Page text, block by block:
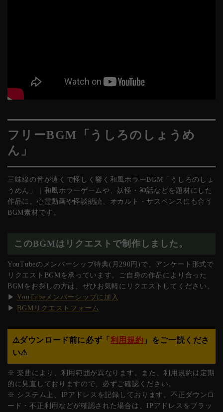
フリーBGM「うしろのしょうめ
ん」
三味線の音が遠くで怪しく響く和風ホラーBGM「うしろのしょ
うめん」｜和風ホラーゲームや、妖怪・神話などを題材にした
作品に。心霊動画や怪談朗読、オカルト・サスペンスにも合う
BGM素材です。
このBGMはリクエストで制作しました。
YouTubeのメンバーシップ特典(月290円)で、アンケート形式で
リクエストBGMを承っています。ご自身の作品により合った
BGMをお探しの方は、ぜひお気軽にリクエストしてください。
▶︎YouTubeメンバーシップに加入
▶︎
BGMリクエストフォーム
⚠︎ダウンロード前に必ず「 利用規約 」をご一読くださ
い⚠︎
※ 楽曲により、利用範囲が異なります。また、利用規約は定期
的に見直しておりますので、必ずご確認ください。
※ システム上、IPアドレスを記録しております。不正ダウンロ
ード・不正利用などが確認された場合は、IPアドレスをブラッ